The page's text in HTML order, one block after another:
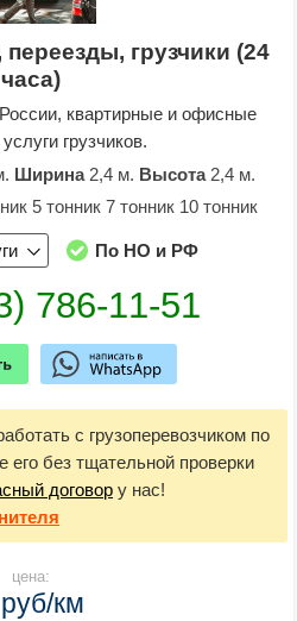
грузчики (24
часа)
квартирные и офисные
грузчиков.
Ширина2,4 м. Высота2,4 м.
5 тонник 7 тонник 10 тонник
По НО и РФ
с грузоперевозчиком по
его без тщательной проверки
договор у нас!
цена:
км